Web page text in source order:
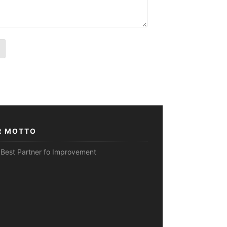
MOTTO
Partner fo Improvement